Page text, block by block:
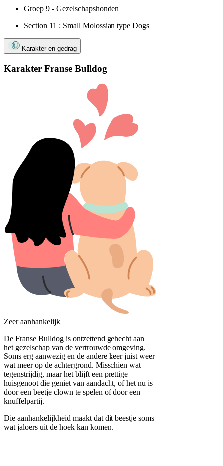
Groep 9 - Gezelschapshonden
Section 11 : Small Molossian type Dogs
Karakter en gedrag
Karakter Franse Bulldog
Zeer aanhankelijk
De Franse Bulldog is ontzettend gehecht aan
het gezelschap van de vertrouwde omgeving.
Soms erg aanwezig en de andere keer juist weer
wat meer op de achtergrond. Misschien wat
tegenstrijdig, maar het blijft een prettige
huisgenoot die geniet van aandacht, of het nu is
door een beetje clown te spelen of door een
knuffelpartij.
Die aanhankelijkheid maakt dat dit beestje soms
wat jaloers uit de hoek kan komen.